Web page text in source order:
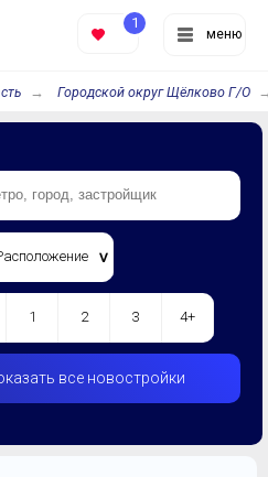
меню
1
Городской округ Щёлково Г/О
1 2 3 4+
все новостройки